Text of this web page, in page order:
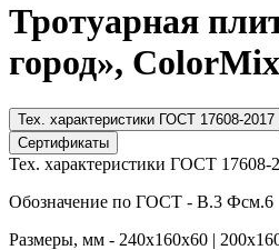
Тротуарная
город»,
Тех. характеристики ГОСТ 17608-2017
Сертификаты
Тех. характеристики ГОСТ 17608-
Обозначение по ГОСТ - В.3 Фсм.6
Размеры, мм - 240х160х60 |